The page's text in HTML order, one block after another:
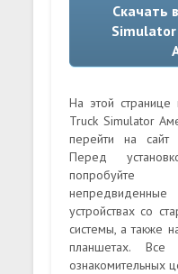
Скачать
На этой странице
Truck Simulator
перейти на сайт
Перед
попробуйте
устройствах со
системы, а также
планшетах. Все
ознакомительных